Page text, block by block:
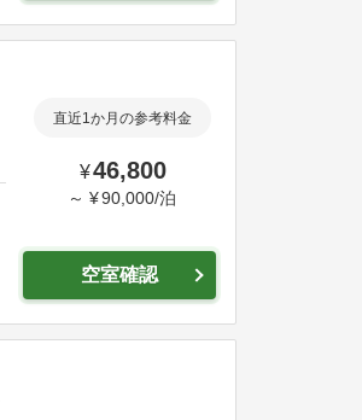
直近1か月の参考料金
¥46,800
～ ¥90,000/泊
空室確認